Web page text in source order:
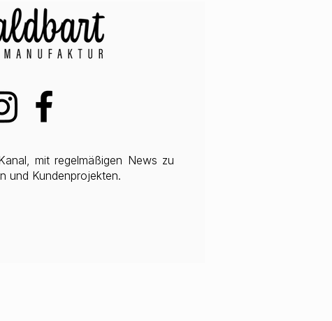
mit regelmäßigen News zu
und Kundenprojekten.